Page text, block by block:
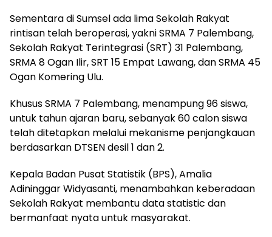
Sementara di Sumsel ada lima Sekolah Rakyat
rintisan telah beroperasi, yakni SRMA 7 Palembang,
Sekolah Rakyat Terintegrasi (SRT) 31 Palembang,
SRMA 8 Ogan Ilir, SRT 15 Empat Lawang, dan SRMA 45
Ogan Komering Ulu.
Khusus SRMA 7 Palembang, menampung 96 siswa,
untuk tahun ajaran baru, sebanyak 60 calon siswa
telah ditetapkan melalui mekanisme penjangkauan
berdasarkan DTSEN desil 1 dan 2.
Kepala Badan Pusat Statistik (BPS), Amalia
Adininggar Widyasanti, menambahkan keberadaan
Sekolah Rakyat membantu data statistic dan
bermanfaat nyata untuk masyarakat.